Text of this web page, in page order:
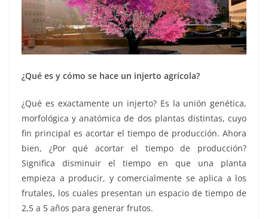
¿Qué es y cómo se hace un injerto agrícola?
¿Qué es exactamente un injerto? Es la unión genética,
morfológica y anatómica de dos plantas distintas, cuyo
fin principal es acortar el tiempo de producción. Ahora
bien, ¿Por qué acortar el tiempo de producción?
Significa disminuir el tiempo en que una planta
empieza a producir, y comercialmente se aplica a los
frutales, los cuales presentan un espacio de tiempo de
2,5 a 5 años para generar frutos.